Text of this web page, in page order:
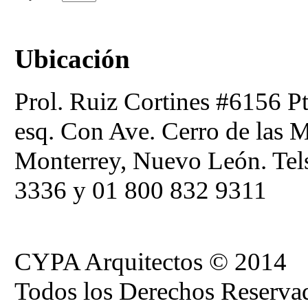
Ubicación
Prol. Ruiz Cortines #6156
esq. Con Ave. Cerro de las
Monterrey, Nuevo León.
3336 y 01 800 832 9311
CYPA Arquitectos © 2014
Todos los Derechos